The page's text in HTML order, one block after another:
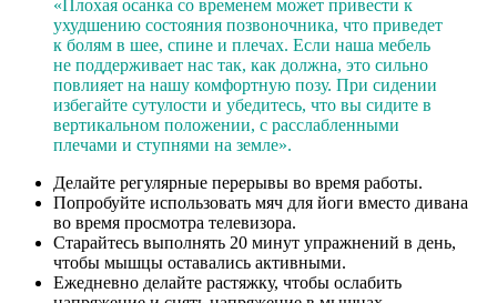
«Плохая осанка со временем может привести к
ухудшению состояния позвоночника, что приведет
к болям в шее, спине и плечах. Если наша мебель
не поддерживает нас так, как должна, это сильно
повлияет на нашу комфортную позу. При сидении
избегайте сутулости и убедитесь, что вы сидите в
вертикальном положении, с расслабленными
плечами и ступнями на земле».
Делайте регулярные перерывы во время работы.
Попробуйте использовать мяч для йоги вместо дивана
во время просмотра телевизора.
Старайтесь выполнять 20 минут упражнений в день,
чтобы мышцы оставались активными.
Ежедневно делайте растяжку, чтобы ослабить